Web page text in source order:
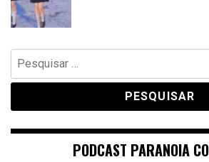
Pesquisar
por:
PODCAST PARANOIA